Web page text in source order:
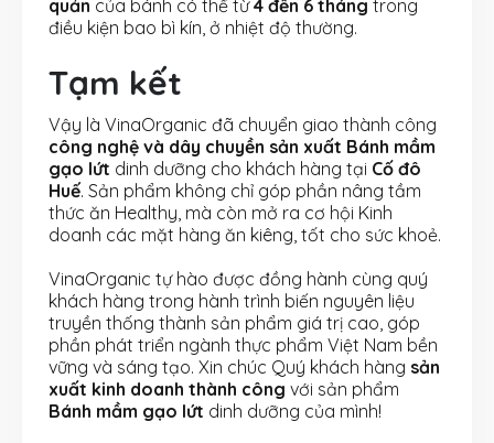
quản của bánh có thể từ4 đến 6 tháng trong
điều kiện bao bì kín, ở nhiệt độ thường.
Tạm kết
Vậy là VinaOrganic đã chuyển giao thành công
công nghệ và dây chuyền sản xuất Bánh mầm
gạo lứt dinh dưỡng cho khách hàng tại Cố đô
Huế. Sản phẩm không chỉ góp phần nâng tầm
thức ăn Healthy, mà còn mở ra cơ hội Kinh
doanh các mặt hàng ăn kiêng, tốt cho sức khoẻ.
VinaOrganic tự hào được đồng hành cùng quý
khách hàng trong hành trình biến nguyên liệu
truyền thống thành sản phẩm giá trị cao, góp
phần phát triển ngành thực phẩm Việt Nam bền
vững và sáng tạo. Xin chúc Quý khách hàng sản
xuất kinh doanh thành công với sản phẩm
Bánh mầm gạo lứt dinh dưỡng của mình!